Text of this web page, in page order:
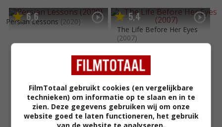
6,6
Persian Lessons (2020) 5,4
The Life Before Her Eyes
(2007)
FilmTotaal gebruikt cookies (en vergelijkbare
technieken) om informatie op te slaan en in te
zien. Deze gegevens gebruiken wij om onze
website goed te laten functioneren, het gebruik
van de website te analyseren,